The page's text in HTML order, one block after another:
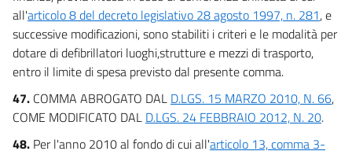
all'articolo 8 del decreto legislativo 28 agosto 1997, n. 281, e
successive modificazioni, sono stabiliti i criteri e le modalità per
dotare di defibrillatori luoghi,strutture e mezzi di trasporto,
entro il limite di spesa previsto dal presente comma.
47. COMMA ABROGATO DAL D.LGS. 15 MARZO 2010, N. 66,
COME MODIFICATO DAL D.LGS. 24 FEBBRAIO 2012, N. 20.
48. Per l'anno 2010 al fondo di cui all'articolo 13, comma 3-